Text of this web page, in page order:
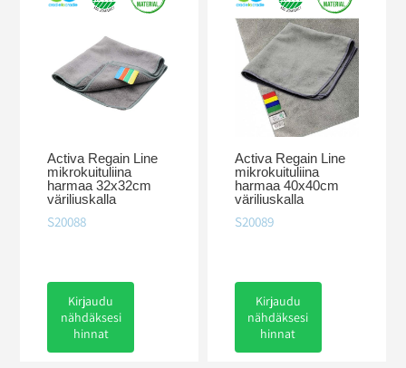
Activa Regain Line
mikrokuituliina
harmaa 32x32cm
väriliuskalla
S20088
Kirjaudu
nähdäksesi
hinnat
Activa Regain Line
mikrokuituliina
harmaa 40x40cm
väriliuskalla
S20089
Kirjaudu
nähdäksesi
hinnat